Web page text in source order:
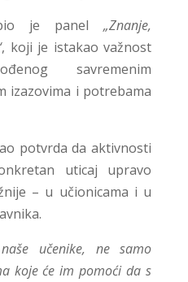
bio je panel„Znanje,
, koji je istakao važnost
savremenim
izazovima i potrebama
potvrda da aktivnosti
uticaj upravo
– u učionicama i u
učenike, ne samo
koje će im pomoći da s